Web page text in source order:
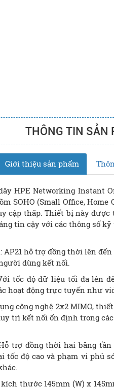
THÔNG TIN SẢN
Giới thiệu sản phẩm
HPE Networking Instant
SOHO (Small Office,
cập thấp. Thiết bị này
tin cậy với các thông số
hỗ trợ đồng thời lên
dùng kết nối.
tốc độ dữ liệu tối đa lên
hoạt động trực tuyến như
công nghệ 2x2 MIMO,
trì kết nối ổn định trong
trợ đồng thời hai băng tần
tốc độ cao và phạm vi
thước 145mm (W) x